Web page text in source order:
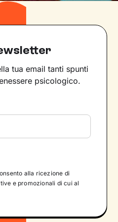
tua email tanti spunti
psicologico.
alla ricezione di
e promozionali di cui al